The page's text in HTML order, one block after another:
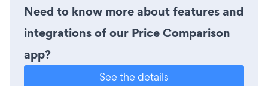
Need to know more about features and
integrations of our Price Comparison
app?
See the details